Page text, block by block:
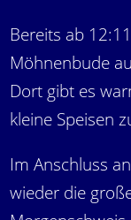
Bereits ab
Möhnenbude
Dort gibt es
kleine Speisen
Im Anschluss
wieder die